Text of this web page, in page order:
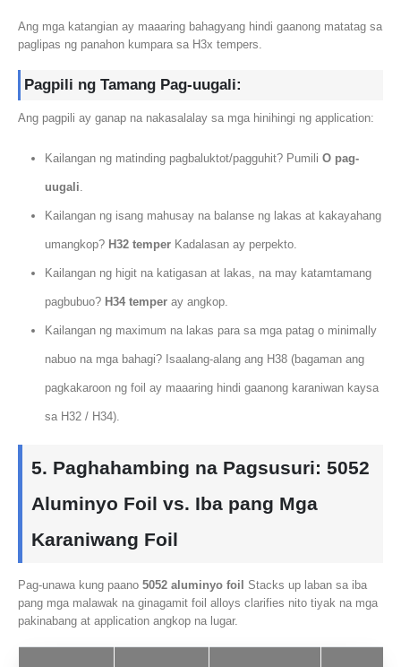
Ang mga katangian ay maaaring bahagyang hindi gaanong matatag sa
paglipas ng panahon kumpara sa H3x tempers.
Pagpili ng Tamang Pag-uugali:
Ang pagpili ay ganap na nakasalalay sa mga hinihingi ng application:
Kailangan ng matinding pagbaluktot/pagguhit? Pumili O pag-
uugali
Kailangan ng isang mahusay na balanse ng lakas at kakayahang
umangkop? H32 temperKadalasan ay perpekto.
Kailangan ng higit na katigasan at lakas, na may katamtamang
pagbubuo? H34 temperay angkop.
Kailangan ng maximum na lakas para sa mga patag o minimally
nabuo na mga bahagi? Isaalang-alang ang H38 (bagaman ang
pagkakaroon ng foil ay maaaring hindi gaanong karaniwan kaysa
sa H32 / H34).
5. Paghahambing na Pagsusuri: 5052
Aluminyo Foil vs. Iba pang Mga
Karaniwang Foil
Pag-unawa kung paano 5052 aluminyo foil
Stacks up laban sa iba
pang mga malawak na ginagamit foil alloys clarifies nito tiyak na mga
pakinabang at application angkop na lugar.